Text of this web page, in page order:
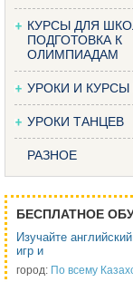
КУРСЫ ДЛЯ
ПОДГОТОВКА К
ОЛИМПИАДАМ
УРОКИ И КУРСЫ
УРОКИ ТАНЦЕВ
РАЗНОЕ
БЕСПЛАТНОЕ
Изучайте
игр и
город: По всему